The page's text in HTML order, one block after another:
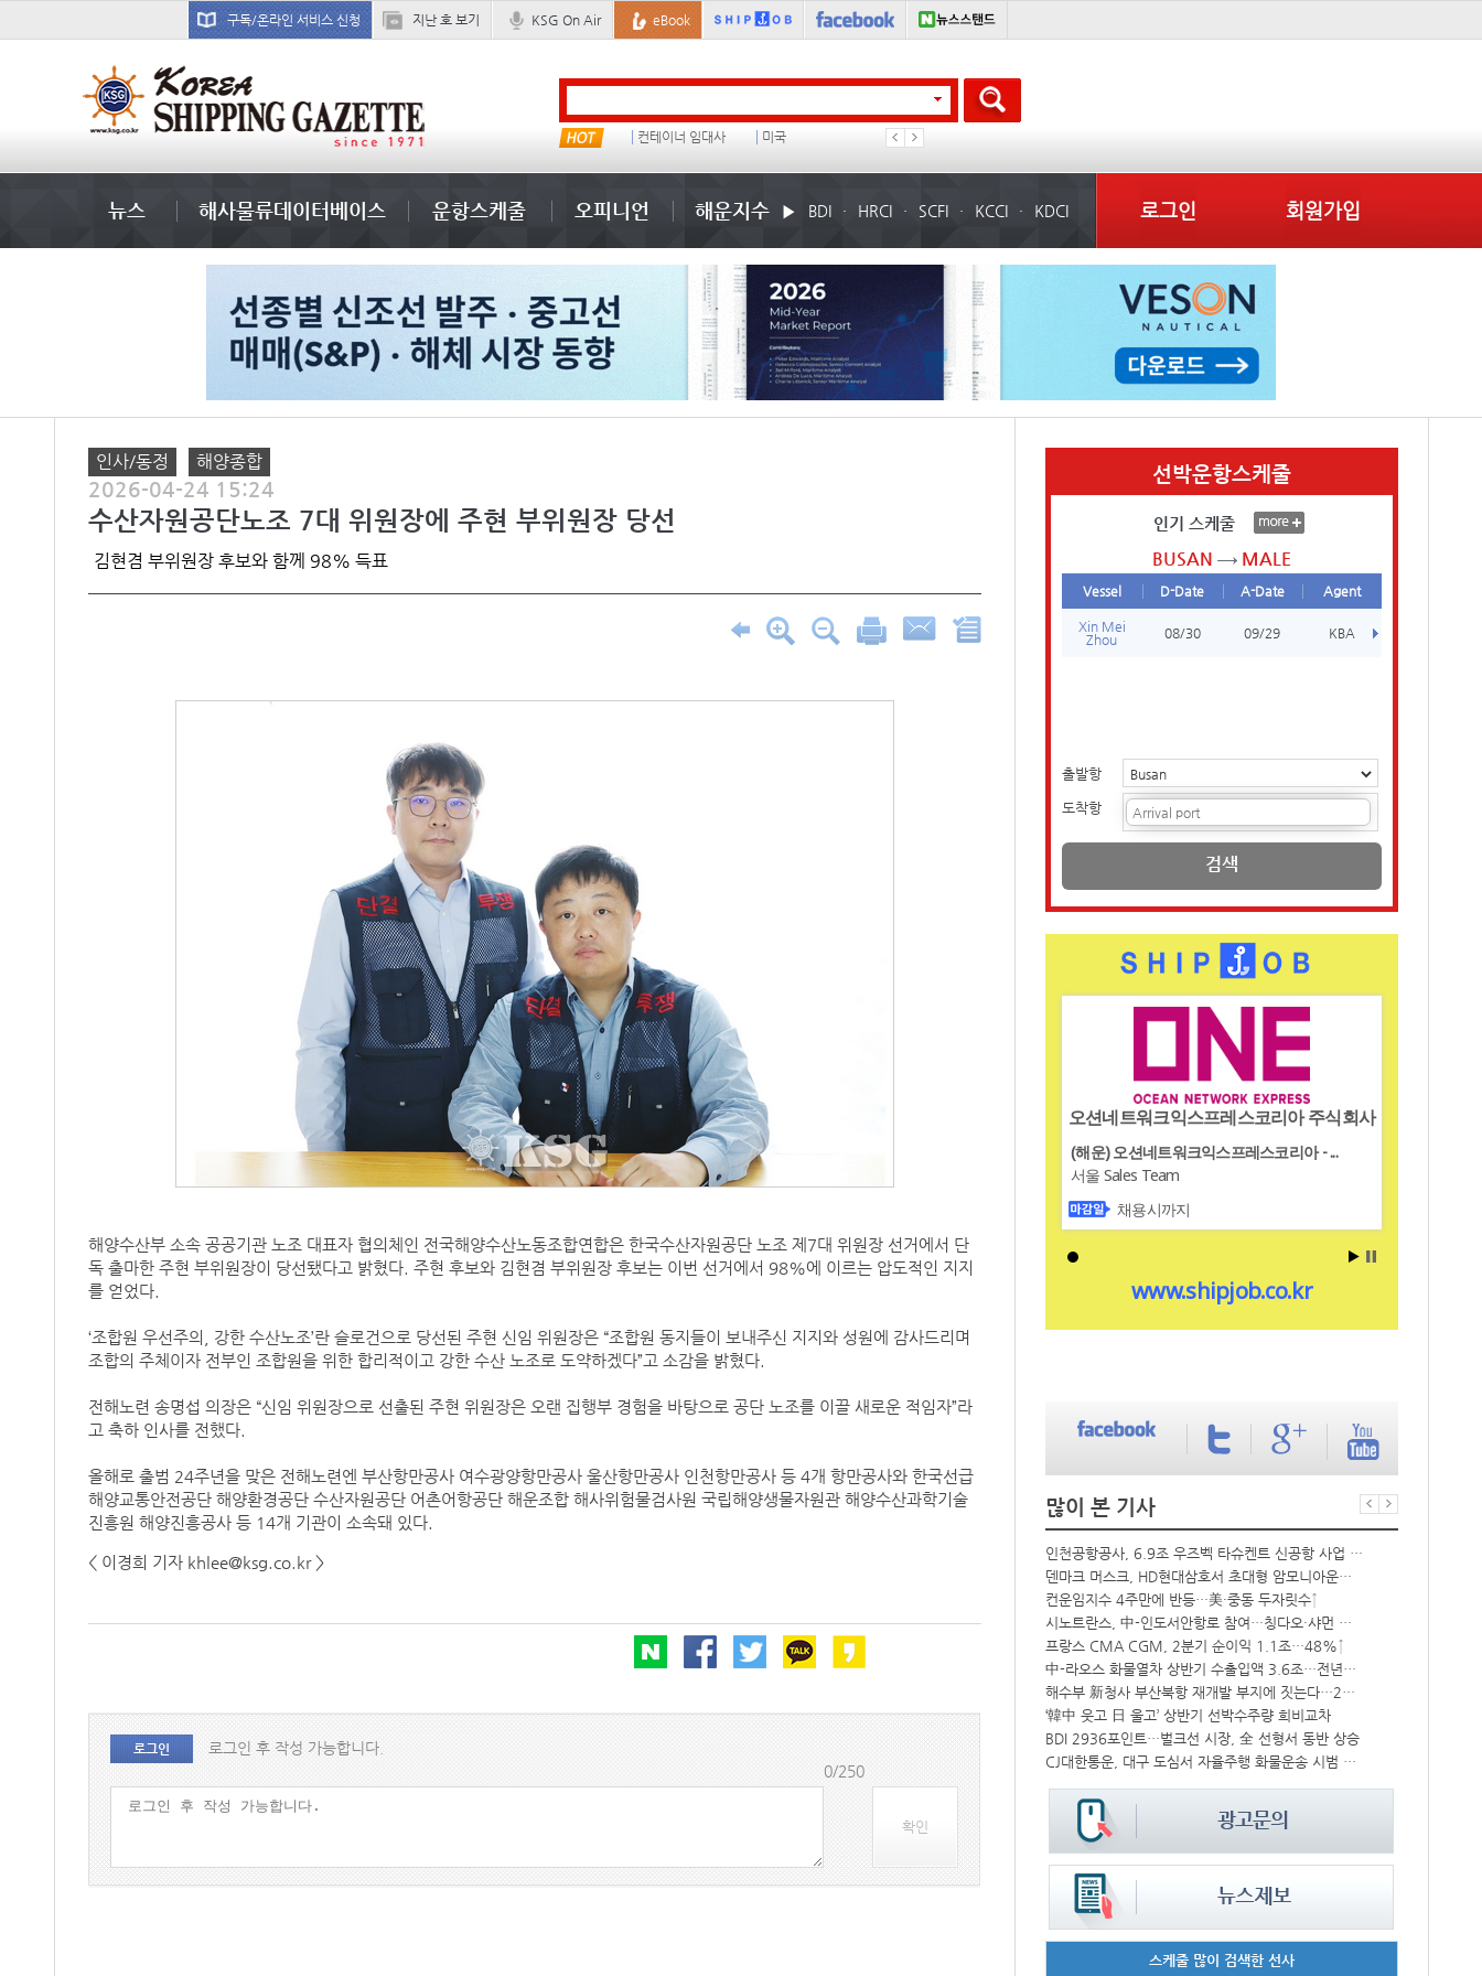
구독/온라인 서비스 신청 지난 호 보기 KSG On Air eBook
경상이익 부산신항 컨테이너 임대사 미국 배
뉴스 해사물류데이터베이스 운항스케줄 오피니언 해운지수 BDI HRCI SCFI KCCI KDCI 로그인 회원가입
인사/동정 해양종합
2026-04-24 15:24
수산자원공단노조 7대 위원장에 주현 부위원장 당선
김현겸 부위원장 후보와 함께 98% 득표
해양수산부 소속 공공기관 노조 대표자 협의체인 전국해양수산노동조합연합은 한국수산자원공단 노조 제7대 위원장 선거에서 단
독 출마한 주현 부위원장이 당선됐다고 밝혔다. 주현 후보와 김현겸 부위원장 후보는 이번 선거에서 98%에 이르는 압도적인 지지
를 얻었다.
‘조합원 우선주의, 강한 수산노조’란 슬로건으로 당선된 주현 신임 위원장은 “조합원 동지들이 보내주신 지지와 성원에 감사드리며
조합의 주체이자 전부인 조합원을 위한 합리적이고 강한 수산 노조로 도약하겠다”고 소감을 밝혔다.
전해노련 송명섭 의장은 “신임 위원장으로 선출된 주현 위원장은 오랜 집행부 경험을 바탕으로 공단 노조를 이끌 새로운 적임자”라
고 축하 인사를 전했다.
올해로 출범 24주년을 맞은 전해노련엔 부산항만공사 여수광양항만공사 울산항만공사 인천항만공사 등 4개 항만공사와 한국선급
해양교통안전공단 해양환경공단 수산자원공단 어촌어항공단 해운조합 해사위험물검사원 국립해양생물자원관 해양수산과학기술
진흥원 해양진흥공사 등 14개 기관이 소속돼 있다.
< 이경희 기자 khlee@ksg.co.kr >
로그인
로그인 후 작성 가능합니다.
0/250
확인
선박운항스케줄
인기 스케줄
BUSAN MALE
Vessel D-Date A-Date Agent
Xin Mei
Zhou
08/30 09/29 KBA
출발항
도착항
검색
많이 본 기사
페덱스, 광저우-시드니 직항 화물노선 개설
인사/ 해양수산부
“바다 꿈 펼쳐라” HMM, 어린이 상선체험 행사 열어
인천공항공사, 6.9조 우즈벡 타슈켄트 신공항 사업 참여
덴마크 머스크, HD현대삼호서 초대형 암모니아운반선 인도받아
컨운임지수 4주만에 반등…美·중동 두자릿수↑
시노트란스, 中-인도서안항로 참여…칭다오·샤먼 직항
프랑스 CMA CGM, 2분기 순이익 1.1조…48%↑
中-라오스 화물열차 상반기 수출입액 3.6조…전년比 34%↑
해수부 新청사 부산북항 재개발 부지에 짓는다…2030년 완공
‘韓中 웃고 日 울고’ 상반기 선박수주량 희비교차
BDI 2936포인트…벌크선 시장, 全 선형서 동반 상승
CJ대한통운, 대구 도심서 자율주행 화물운송 시범 운행
스케줄 많이 검색한 선사